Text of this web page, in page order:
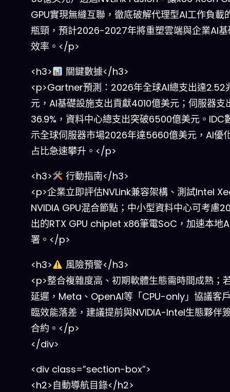
GPU實現無縫互聯，徹底破解代理型AI工作負載
瓶頸，預計2026-2027年將重塑雲端與企業AI
效率。</p>
<h3>
關鍵數據</h3>
<p>Gartner預測：2026年全球AI總支出達2.52
元，AI基礎設施支出貢獻4010億美元；伺服器支
36.9%，資料中心總支出突破6500億美元。IDC
示全球伺服器市場2026年達5660億美元，AI優
占比急速攀升。</p>
<h3>
行動指南</h3>
<p>企業立即評估NVLink兼容架構、測試Intel
NVIDIA GPU混合節點；中小型資料中心可考慮
出的RTX GPU chiplet x86筆電SoC，加速本地
署。</p>
<h3>
風險預警</h3>
<p>整合複雜度高、初期軟體生態需時間成熟；
延遲，Meta、OpenAI等「CPU-only」協議客
臨效能落差，建議提前與NVIDIA-Intel生態夥伴
合約。</p>
</div>
<div class=”section-box”>
<h2>自動導航目錄</h2>